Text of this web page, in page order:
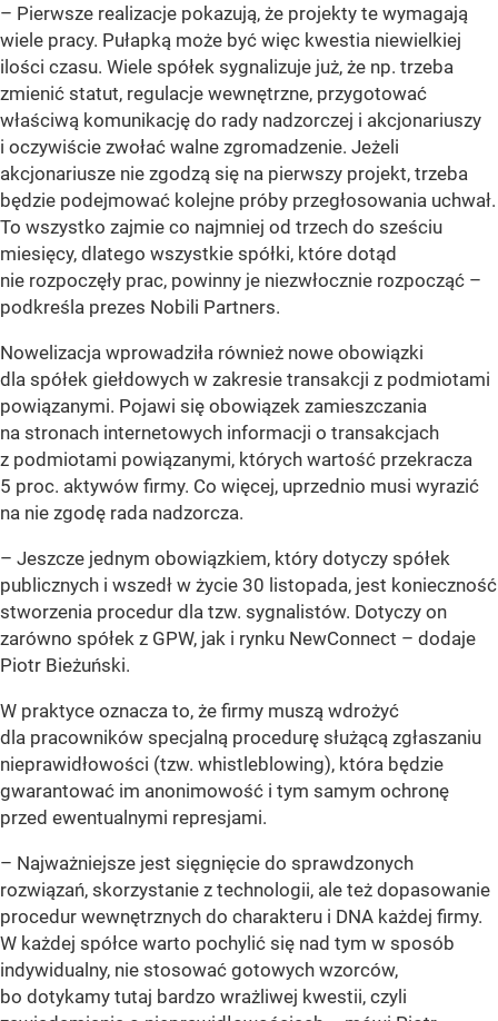
– Pierwsze realizacje pokazują, że projekty te wymagają
wiele pracy. Pułapką może być więc kwestia niewielkiej
ilości czasu. Wiele spółek sygnalizuje już, że np. trzeba
zmienić statut, regulacje wewnętrzne, przygotować
właściwą komunikację do rady nadzorczej i akcjonariuszy
i oczywiście zwołać walne zgromadzenie. Jeżeli
akcjonariusze nie zgodzą się na pierwszy projekt, trzeba
będzie podejmować kolejne próby przegłosowania uchwał.
To wszystko zajmie co najmniej od trzech do sześciu
miesięcy, dlatego wszystkie spółki, które dotąd
nie rozpoczęły prac, powinny je niezwłocznie rozpocząć –
podkreśla prezes Nobili Partners.
Nowelizacja wprowadziła również nowe obowiązki
dla spółek giełdowych w zakresie transakcji z podmiotami
powiązanymi. Pojawi się obowiązek zamieszczania
na stronach internetowych informacji o transakcjach
z podmiotami powiązanymi, których wartość przekracza
5 proc. aktywów firmy. Co więcej, uprzednio musi wyrazić
na nie zgodę rada nadzorcza.
– Jeszcze jednym obowiązkiem, który dotyczy spółek
publicznych i wszedł w życie 30 listopada, jest konieczność
stworzenia procedur dla tzw. sygnalistów. Dotyczy on
zarówno spółek z GPW, jak i rynku NewConnect – dodaje
Piotr Bieżuński.
W praktyce oznacza to, że firmy muszą wdrożyć
dla pracowników specjalną procedurę służącą zgłaszaniu
nieprawidłowości (tzw. whistleblowing), która będzie
gwarantować im anonimowość i tym samym ochronę
przed ewentualnymi represjami.
– Najważniejsze jest sięgnięcie do sprawdzonych
rozwiązań, skorzystanie z technologii, ale też dopasowanie
procedur wewnętrznych do charakteru i DNA każdej firmy.
W każdej spółce warto pochylić się nad tym w sposób
indywidualny, nie stosować gotowych wzorców,
bo dotykamy tutaj bardzo wrażliwej kwestii, czyli